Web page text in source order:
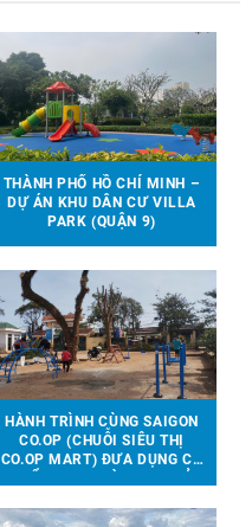
THÀNH PHỐ HỒ CHÍ MINH –
DỰ ÁN KHU DÂN CƯ VILLA
PARK (QUẬN 9)
HÀNH TRÌNH CÙNG SAIGON
CO.OP (CHUỖI SIÊU THỊ
CO.OP MART) ĐƯA DỤNG CỤ
HỌC TẠI 6 TỈNH THÀNH